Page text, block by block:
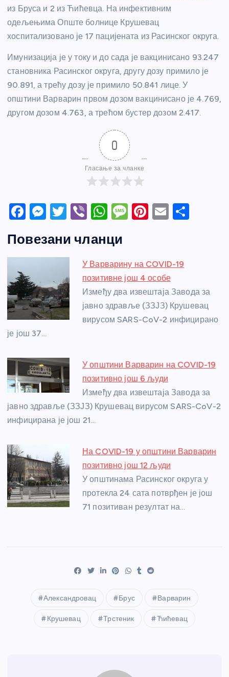
из Бруса и 2 из Ћићевца. На инфективним
одељењима Опште болнице Крушевац
хоспитализовано је 17 пацијената из Расинског округа.
Имунизација је у току и до сада је вакцинисано 93.247
становника Расинског округа, другу дозу примило је
90.891, а трећу дозу је примило 50.841 лице. У
општини Варварин првом дозом вакцинисано је 4.769,
другом дозом 4.763, а трећом бустер дозом 2.417.
0
Гласање за чланке
F
c
e
b
o
o
k
M
ss
e
n
g
er
T
itt
er
Vi
er
W
at
s
A
p
p
M
a
g
e
Pi
e
st
E
Повезани чланци
У Варварину на COVID-19
позитивне још 4 особе
Између два извештаја Завода за
јавно здравље (ЗЗЈЗ) Крушевац
вирусом SARS-CoV-2 инфицирано
је још 37…
У општини Варварин на COVID-19
позитивно још 6 људи
Између два извештаја Завода за
јавно здравље (ЗЗЈЗ) Крушевац вирусом SARS-CoV-2
инфицирана је још 21…
На COVID-19 у општини Варварин
позитивно још 12 људи
У општинама Расинског округа у
протекла 24 сата потврђен је још
71 позитиван резултат на…
Александровац Брус Варварин
Крушевац Трстеник Ћићевац